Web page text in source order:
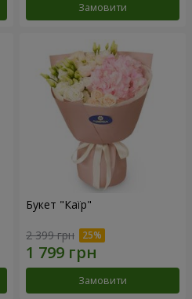
Замовити
Букет "Каїр"
2 399 грн
Замовити